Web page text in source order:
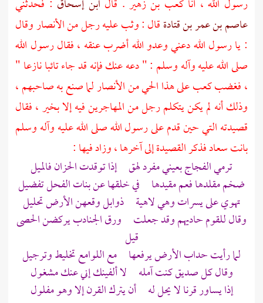
رسول الله ، أناكعب بن زهير . قال ابن إسحاق : فحدثني
عاصم بن عمر بن قتادةقال : وثب عليه رجل منالأنصاروقال
: يا رسول الله دعني وعدو الله أضرب عنقه ، فقال رسول الله
صلى الله عليه وآله وسلم : " دعه عنك فإنه قد جاء تائبا نازعا "
، فغضبكعبعلى هذا الحي منالأنصارلما صنع به صاحبهم ،
وذلك أنه لم يكن يتكلم رجل منالمهاجرينفيه إلا بخير ، فقال
قصيدته التي حين قدم على رسول الله صلى الله عليه وآله وسلم
بانت سعاد فذكر القصيدة إلى آخرها ، وزاد فيها :
ترمي الفجاج بعيني مفرد لهق إذا توقدت الحزان فالميل
ضخم مقلدها فعم مقيدها في خلقها عن بنات الفحل تفضيل
تهوي على يسرات وهي لاهية ذوابل وقعهن الأرض تحليل
وقال للقوم حاديهم وقد جعلت ورق الجنادب يركضن الحصى
قيل
لما رأيت حداب الأرض يرفعها مع اللوامع تخليط وترجيل
وقال كل صديق كنت آمله لا ألفينك إني عنك مشغول
إذا يساور قرنا لا يحل له أن يترك القرن إلا وهو مفلول